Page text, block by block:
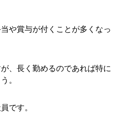
や賞与が付くことが多くなっ
、長く勤めるのであれば特に
。
です。